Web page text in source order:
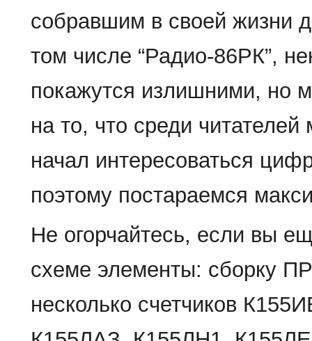
собравшим в своей жизни
том числе “Радио-86РК”,
покажутся излишними, но
на то, что среди читателей
начал интересоваться
поэтому постараемся
Не огорчайтесь, если вы
схеме элементы: сборку
несколько счетчиков